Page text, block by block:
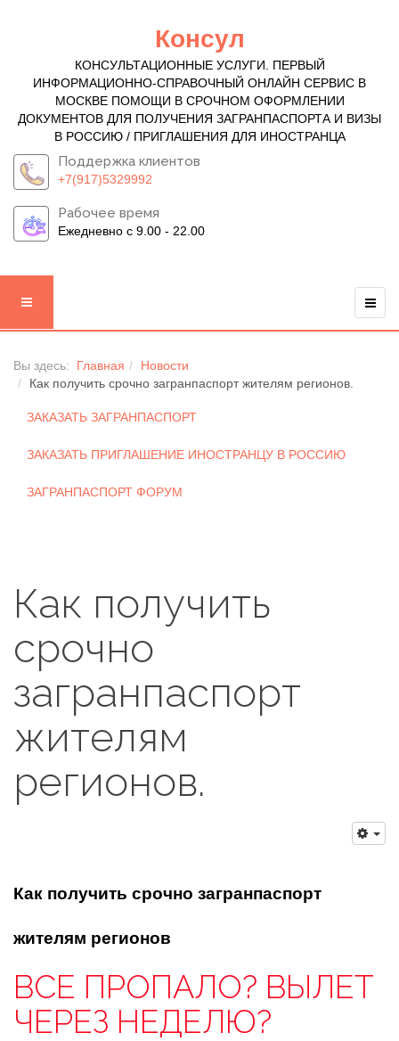
Консул
КОНСУЛЬТАЦИОННЫЕ УСЛУГИ. ПЕРВЫЙ
ИНФОРМАЦИОННО-СПРАВОЧНЫЙ ОНЛАЙН СЕРВИС В
МОСКВЕ ПОМОЩИ В СРОЧНОМ ОФОРМЛЕНИИ
ДОКУМЕНТОВ ДЛЯ ПОЛУЧЕНИЯ ЗАГРАНПАСПОРТА И ВИЗЫ
В РОССИЮ / ПРИГЛАШЕНИЯ ДЛЯ ИНОСТРАНЦА
Поддержка клиентов
+7(917)5329992
Рабочее время
Ежедневно с 9.00 - 22.00
Вы здесь: Главная
Новости
Как получить срочно загранпаспорт жителям регионов.
ЗАКАЗАТЬ ЗАГРАНПАСПОРТ
ЗАКАЗАТЬ ПРИГЛАШЕНИЕ ИНОСТРАНЦУ В РОССИЮ
ЗАГРАНПАСПОРТ ФОРУМ
Как получить
срочно
загранпаспорт
жителям
регионов.
Как получить срочно загранпаспорт
жителям регионов
ВСЕ ПРОПАЛО? ВЫЛЕТ
ЧЕРЕЗ НЕДЕЛЮ?